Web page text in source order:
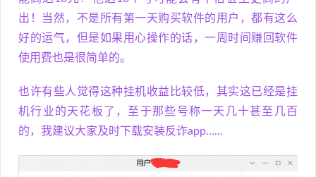
出！当然，不是所有第一天购买软件的用户，都有这么
好的运气，但是如果用心操作的话，一周时间赚回软件
使用费也是很简单的。
也许有些人觉得这种挂机收益比较低，其实这已经是挂
机行业的天花板了，至于那些号称一天几十甚至几百
的，我建议大家及时下载安装反诈app……